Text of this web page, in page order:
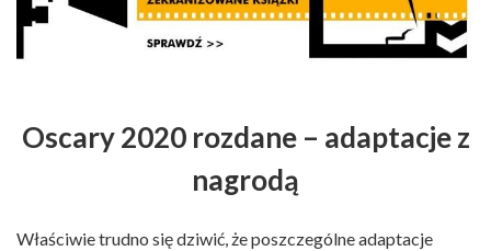
Oscary 2020 rozdane – adaptacje z
nagrodą
Właściwie trudno się dziwić, że poszczególne adaptacje